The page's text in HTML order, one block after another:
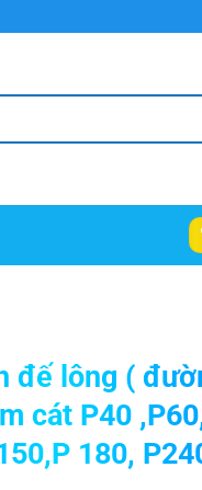
đế lông (
cát P40
180,